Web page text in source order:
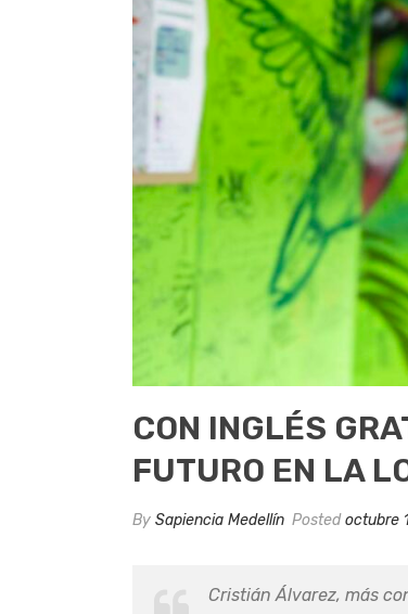
CON INGLÉS
FUTURO EN LA
By Sapiencia Medellín Postedoctubre
Cristián Álvarez, más